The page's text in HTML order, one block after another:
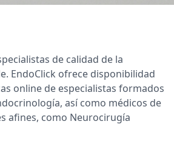
de calidad de la
EndoClick ofrece disponibilidad
online de especialistas formados
así como médicos de
afines, como Neurocirugía